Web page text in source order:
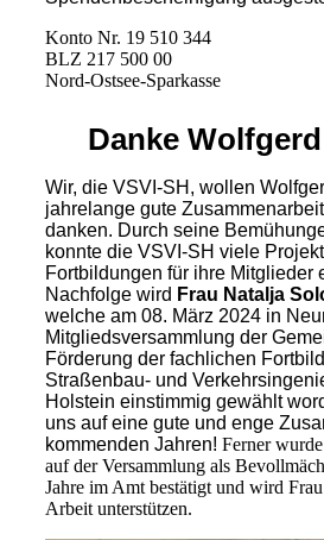
Konto Nr. 19 510 344
BLZ 217 500 00
Nord-Ostsee-Sparkasse
Danke
Wir, die VSVI-SH, wollen
jahrelange gute
danken. Durch seine
konnte die VSVI-SH viele
Fortbildungen für ihre
Nachfolge wird Frau Natalja
welche am 08. März 2024 in
Mitgliedsversammlung der
Förderung der fachlichen
Straßenbau- und
Holstein einstimmig gewählt
uns auf eine gute und enge
kommenden Jahren! Ferner
auf der Versammlung als
Jahre im Amt bestätigt und wird
Arbeit unterstützen.